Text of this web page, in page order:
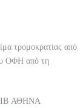
από
ΟΦΗ από τη
ΑΘΗΝΑ